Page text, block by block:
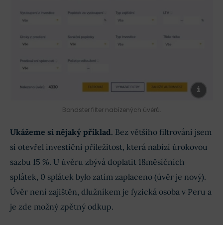
Bondster filter nabízených úvěrů.
Ukážeme si nějaký příklad. Bez většího filtrování jsem
si otevřel investiční příležitost, která nabízí úrokovou
sazbu 15 %. U úvěru zbývá doplatit 18měsíčních
splátek, 0 splátek bylo zatím zaplaceno (úvěr je nový).
Úvěr není zajištěn, dlužníkem je fyzická osoba v Peru a
je zde možný zpětný odkup.